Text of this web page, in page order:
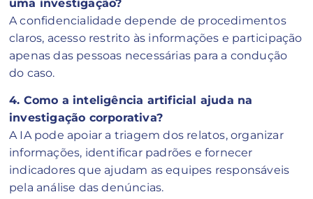
uma investigação?
A confidencialidade depende de procedimentos
claros, acesso restrito às informações e participação
apenas das pessoas necessárias para a condução
do caso.
4. Como a inteligência artificial ajuda na
investigação corporativa?
A IA pode apoiar a triagem dos relatos, organizar
informações, identificar padrões e fornecer
indicadores que ajudam as equipes responsáveis
pela análise das denúncias.